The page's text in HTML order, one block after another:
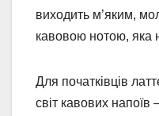
виходить м’яким,
кавовою нотою, яка
Для початківців
світ кавових